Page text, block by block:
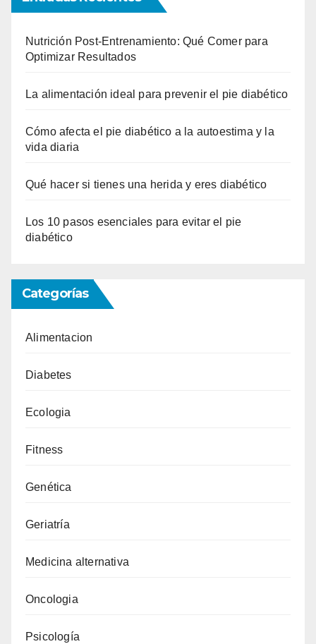
Nutrición Post-Entrenamiento: Qué Comer para
Optimizar Resultados
La alimentación ideal para prevenir el pie diabético
Cómo afecta el pie diabético a la autoestima y la
vida diaria
Qué hacer si tienes una herida y eres diabético
Los 10 pasos esenciales para evitar el pie
diabético
Categorías
Alimentacion
Diabetes
Ecologia
Fitness
Genética
Geriatría
Medicina alternativa
Oncologia
Psicología